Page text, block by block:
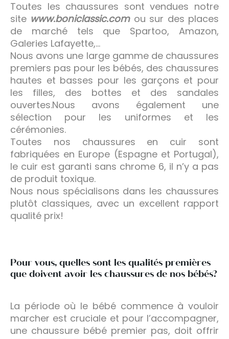
Toutes les chaussures sont vendues notre
site www.boniclassic.comou sur des places
de marché tels que Spartoo, Amazon,
Galeries Lafayette,…
Nous avons une large gamme de chaussures
premiers pas pour les bébés, des chaussures
hautes et basses pour les garçons et pour
les filles, des bottes et des sandales
ouvertes.Nous avons également une
sélection pour les uniformes et les
cérémonies.
Toutes nos chaussures en cuir sont
fabriquées en Europe (Espagne et Portugal),
le cuir est garanti sans chrome 6, il n’y a pas
de produit toxique.
Nous nous spécialisons dans les chaussures
plutôt classiques, avec un excellent rapport
qualité prix!
Pour vous, quelles sont les qualités premières
que doivent avoir les chaussures de nos bébés?
La période où le bébé commence à vouloir
marcher est cruciale et pour l’accompagner,
une chaussure bébé premier pas, doit offrir